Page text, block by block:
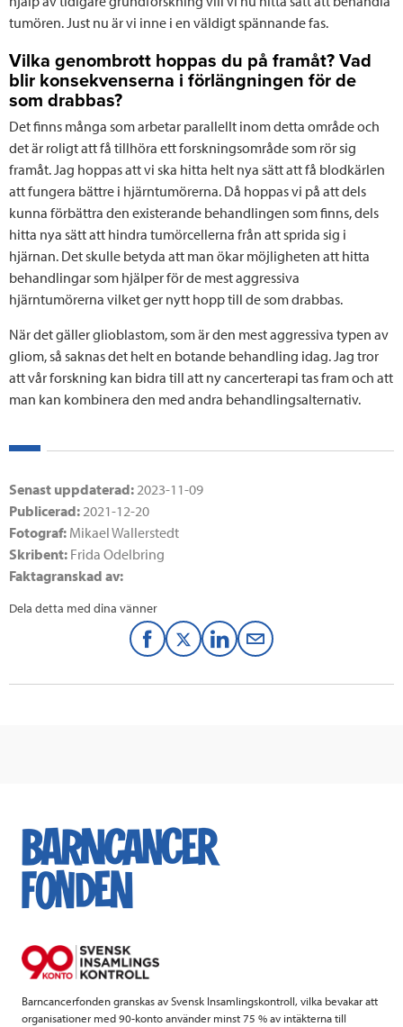
tumören. Just nu är vi inne i en väldigt spännande fas.
Vilka genombrott hoppas du på framåt? Vad
blir konsekvenserna i förlängningen för de
som drabbas?
Det finns många som arbetar parallellt inom detta område och
det är roligt att få tillhöra ett forskningsområde som rör sig
framåt. Jag hoppas att vi ska hitta helt nya sätt att få blodkärlen
att fungera bättre i hjärntumörerna. Då hoppas vi på att dels
kunna förbättra den existerande behandlingen som finns, dels
hitta nya sätt att hindra tumörcellerna från att sprida sig i
hjärnan. Det skulle betyda att man ökar möjligheten att hitta
behandlingar som hjälper för de mest aggressiva
hjärntumörerna vilket ger nytt hopp till de som drabbas.
När det gäller glioblastom, som är den mest aggressiva typen av
gliom, så saknas det helt en botande behandling idag. Jag tror
att vår forskning kan bidra till att ny cancerterapi tas fram och att
man kan kombinera den med andra behandlingsalternativ.
Senast uppdaterad: 2023-11-09
Publicerad: 2021-12-20
Fotograf: Mikael Wallerstedt
Skribent: Frida Odelbring
Faktagranskad av:
Dela detta med dina vänner
F
o
T
r
L
M
Barncancerfonden granskas av Svensk Insamlingskontroll, vilka bevakar att
organisationer med 90-konto använder minst 75 % av intäkterna till